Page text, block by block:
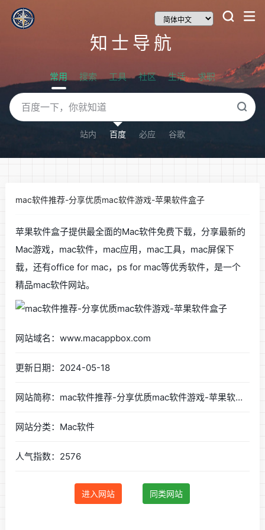
知士导航
常用 搜索 工具 社区 生活 求职
站内 百度 必应 谷歌
mac软件推荐-分享优质mac软件游戏-苹果软件盒子
苹果软件盒子提供最全面的Mac软件免费下载，分享最新的
Mac游戏，mac软件，mac应用，mac工具，mac屏保下
载，还有office for mac，ps for mac等优秀软件，是一个
精品mac软件网站。
网站域名：www.macappbox.com
更新日期：2024-05-18
网站简称：mac软件推荐-分享优质mac软件游戏-苹果软件盒子
网站分类：Mac软件
人气指数：2576
进入网站 同类网站